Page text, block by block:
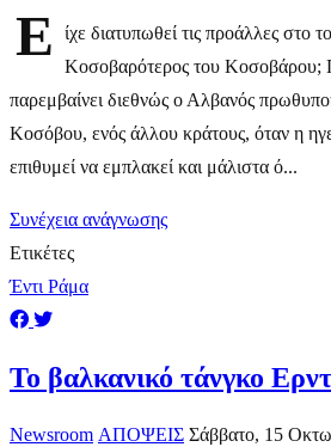
Ε
ίχε διατυπωθεί τις προάλλες στο
Κοσοβαρότερος του Κοσοβάρου;
παρεμβαίνει διεθνώς ο Αλβανός
Κοσόβου, ενός άλλου κράτους, όταν η
επιθυμεί να εμπλακεί και μάλιστα ό...
Συνέχεια ανάγνωσης
Ετικέτες
Έντι Ράμα
Το βαλκανικό τάνγκο
Newsroom ΑΠΟΨΕΙΣ Σάββατο, 15